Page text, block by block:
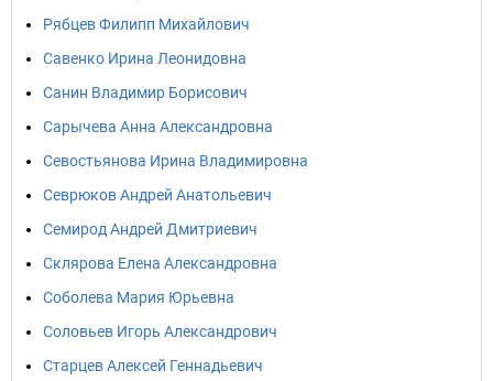
Рябцев Филипп Михайлович
Савенко Ирина Леонидовна
Санин Владимир Борисович
Сарычева Анна Александровна
Севостьянова Ирина Владимировна
Севрюков Андрей Анатольевич
Семирод Андрей Дмитриевич
Склярова Елена Александровна
Соболева Мария Юрьевна
Соловьев Игорь Александрович
Старцев Алексей Геннадьевич